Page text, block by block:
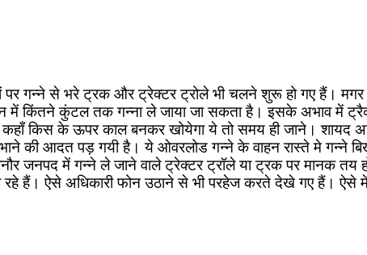
पर गन्ने से भरे ट्रक और ट्रेक्टर ट्रोले भी चलने शुरू हो गए हैं।
में किंतने कुंटल तक गन्ना ले जाया जा सकता है। इसके अभाव में
के ऊपर काल बनकर खोयेगा ये तो समय ही जाने। शायद
की आदत पड़ गयी है। ये ओवरलोड गन्ने के वाहन रास्ते मे गन्ने
जनपद में गन्ने ले जाने वाले ट्रेक्टर ट्रॉले या ट्रक पर मानक
हैं। ऐसे अधिकारी फोन उठाने से भी परहेज करते देखे गए हैं। ऐसे में